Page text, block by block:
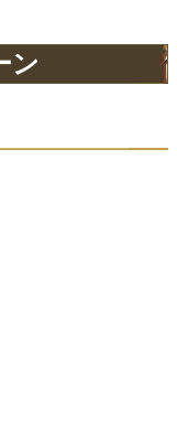
ン